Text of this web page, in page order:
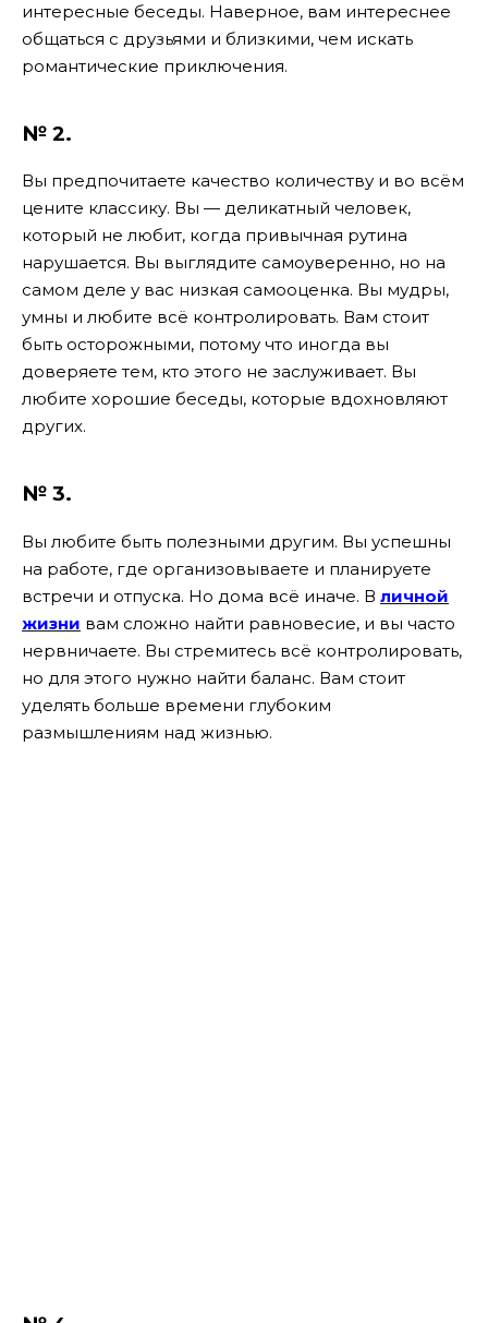
интересные беседы. Наверное, вам интереснее
общаться с друзьями и близкими, чем искать
романтические приключения.
№ 2.
Вы предпочитаете качество количеству и во всём
цените классику. Вы — деликатный человек,
который не любит, когда привычная рутина
нарушается. Вы выглядите самоуверенно, но на
самом деле у вас низкая самооценка. Вы мудры,
умны и любите всё контролировать. Вам стоит
быть осторожными, потому что иногда вы
доверяете тем, кто этого не заслуживает. Вы
любите хорошие беседы, которые вдохновляют
других.
№ 3.
Вы любите быть полезными другим. Вы успешны
на работе, где организовываете и планируете
встречи и отпуска. Но дома всё иначе. В личной
жизни вам сложно найти равновесие, и вы часто
нервничаете. Вы стремитесь всё контролировать,
но для этого нужно найти баланс. Вам стоит
уделять больше времени глубоким
размышлениям над жизнью.